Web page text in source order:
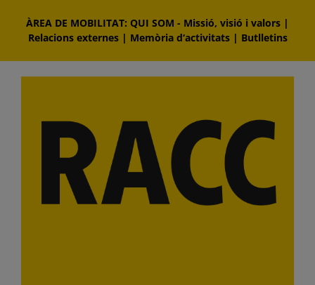
content
ÀREA DE MOBILITAT: QUI SOM - Missió, visió i valors |
Relacions externes| Memòria d‘activitats| Butlletins